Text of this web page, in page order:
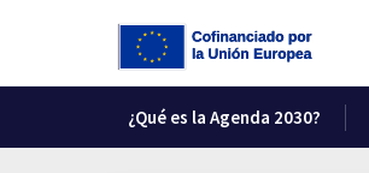
¿Qué es la Agenda 2030?